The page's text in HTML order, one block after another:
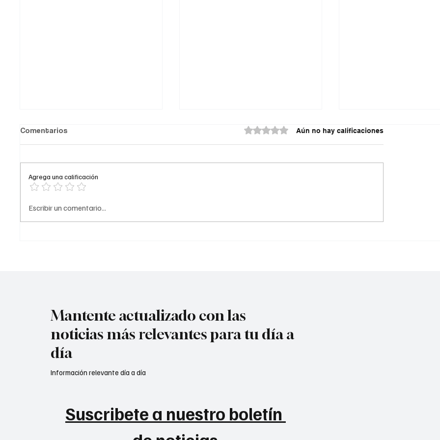
Comediante señalado de
Comentarios Obtuvo 0 de 5 estrellas.Aún no hay calificaciones
Agrega una calificación
Escribir un comentario...
Mantente actualizado con las
noticias más relevantes para tu día a
día
Suscribete a nuestro boletín
Información relevante día a día